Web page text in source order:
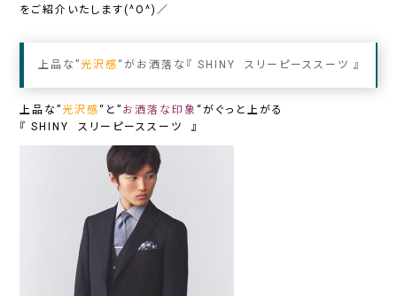
をご紹介いたします(^O^)／
上品な” 光沢感 “がお洒落な『SHINY スリーピーススーツ 』
上品な” 光沢感“と” お洒落な印象“がぐっと上がる
『SHINY スリーピーススーツ 』